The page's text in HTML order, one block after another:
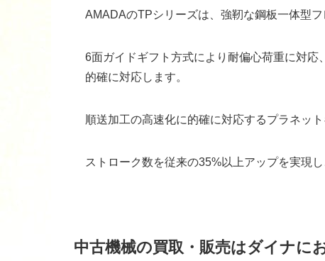
AMADAのTPシリーズは、強靭な鋼板一体型
6面ガイドギフト方式により耐偏心荷重に対
的確に対応します。
順送加工の高速化に的確に対応するプラネッ
ストローク数を従来の35%以上アップを実現
中古機械の買取・販売はダイナに